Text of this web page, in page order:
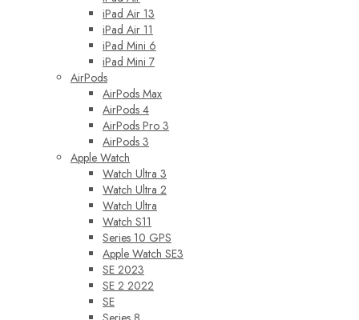
iPad Air 13
iPad Air 11
iPad Mini 6
iPad Mini 7
AirPods
AirPods Max
AirPods 4
AirPods Pro 3
AirPods 3
Apple Watch
Watch Ultra 3
Watch Ultra 2
Watch Ultra
Watch S11
Series 10 GPS
Apple Watch SE3
SE 2023
SE 2 2022
SE